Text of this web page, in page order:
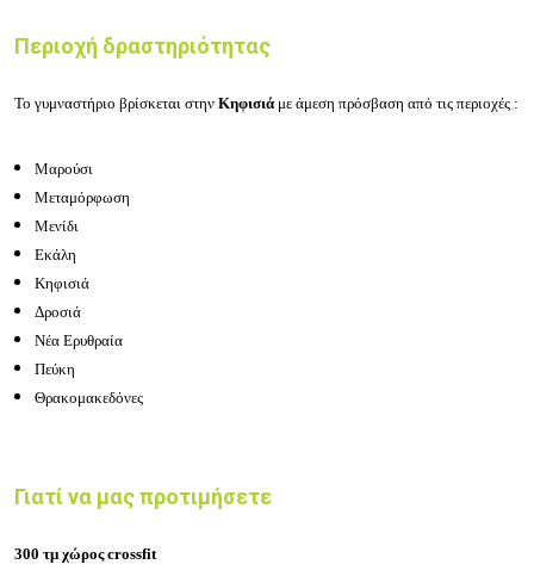
Περιοχή δραστηριότητας
Το γυμναστήριο βρίσκεται στην Κηφισιά με άμεση πρόσβαση από τις περιοχές :
Μαρούσι
Μεταμόρφωση
Μενίδι
Εκάλη
Κηφισιά
Δροσιά
Νέα Ερυθραία
Πεύκη
Θρακομακεδόνες
Γιατί να μας προτιμήσετε
300 τμ χώρος crossfit